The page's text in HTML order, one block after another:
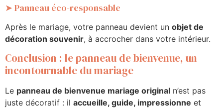
➤ Panneau éco-responsable
Après le mariage, votre panneau devient un objet de
décoration souvenir, à accrocher dans votre intérieur.
Conclusion : le panneau de bienvenue, un
incontournable du mariage
Le panneau de bienvenue mariage original n’est pas
juste décoratif : il accueille, guide, impressionne et